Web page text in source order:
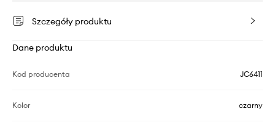
Szczegóły produktu
Dane produktu
Kod producenta JC6411
Kolor czarny